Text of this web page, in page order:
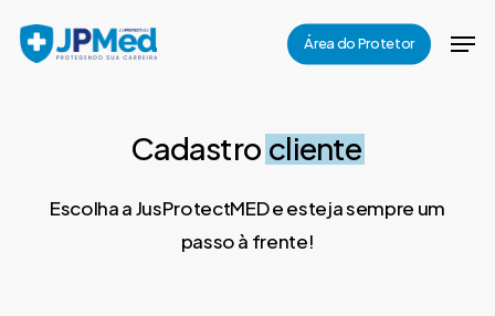
Área do Protetor
Cadastro cliente
Escolha a JusProtectMED e esteja sempre um
passo à frente!